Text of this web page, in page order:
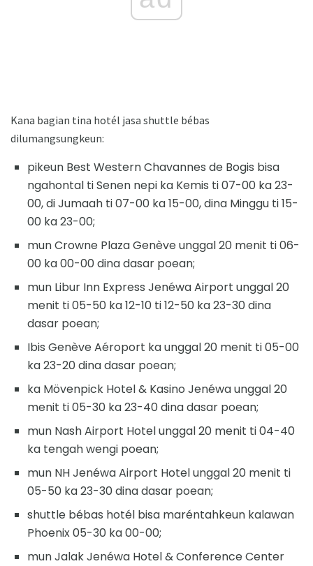
Kana bagian tina hotél jasa shuttle bébas
dilumangsungkeun:
pikeun Best Western Chavannes de Bogis bisa
ngahontal ti Senen nepi ka Kemis ti 07-00 ka 23-
00, di Jumaah ti 07-00 ka 15-00, dina Minggu ti 15-
00 ka 23-00;
mun Crowne Plaza Genève unggal 20 menit ti 06-
00 ka 00-00 dina dasar poean;
mun Libur Inn Express Jenéwa Airport unggal 20
menit ti 05-50 ka 12-10 ti 12-50 ka 23-30 dina
dasar poean;
Ibis Genève Aéroport ka unggal 20 menit ti 05-00
ka 23-20 dina dasar poean;
ka Mövenpick Hotel & Kasino Jenéwa unggal 20
menit ti 05-30 ka 23-40 dina dasar poean;
mun Nash Airport Hotel unggal 20 menit ti 04-40
ka tengah wengi poean;
mun NH Jenéwa Airport Hotel unggal 20 menit ti
05-50 ka 23-30 dina dasar poean;
shuttle bébas hotél bisa maréntahkeun kalawan
Phoenix 05-30 ka 00-00;
mun Jalak Jenéwa Hotel & Conference Center